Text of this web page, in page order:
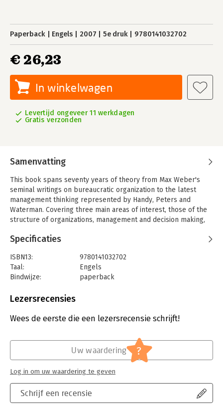
Paperback Engels 2007 5e druk 9780141032702
€ 26,23
In winkelwagen
Levertijd ongeveer 11 werkdagen
Gratis verzonden
Samenvatting
This book spans seventy years of theory from Max Weber's
seminal writings on bureaucratic organization to the latest
management thinking represented by Handy, Peters and
Waterman. Covering three main areas of interest, those of the
structure of organizations, management and decision making,
revised and updated edition contains a vast amount of new
an essential handbook for all those it concerns.
Specificaties
ISBN13:
9780141032702
Taal:
Engels
Bindwijze:
paperback
Uitgever:
Verschijningsdatum:
4-10-2007
Lezersrecensies
Wees de eerste die een lezersrecensie schrijft!
Schrijf een recensie
Uw waardering ?
Log in om uw waardering te geven